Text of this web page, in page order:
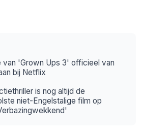
van 'Grown Ups 3' officieel van
bij Netflix
is nog altijd de
niet-Engelstalige film op